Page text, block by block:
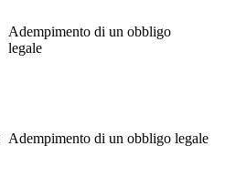
Adempimento di un obbligo
legale
Adempimento di un obbligo legale